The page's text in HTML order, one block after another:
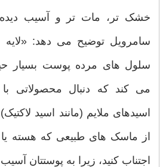
خشک تر، مات تر و آسیب
سامرویل توضیح می دهد: «لایه
سلول های مرده پوست بسیار
می کند که دنبال محصولاتی
اسیدهای ملایم (مانند اسید
از ماسک های طبیعی که هسته
اجتناب کنید، زیرا به پوستتان